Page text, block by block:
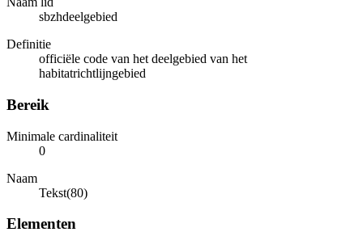
sbzhdeelgebied
Definitie
officiële code van het deelgebied van het
habitatrichtlijngebied
Bereik
Minimale cardinaliteit
0
Naam
Tekst(80)
Elementen